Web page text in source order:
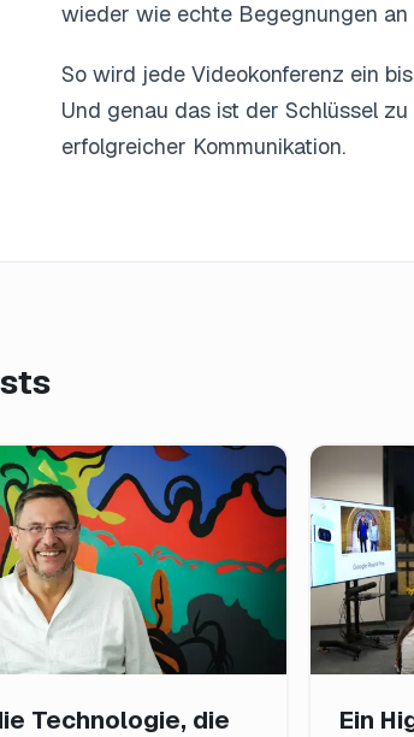
wieder wie echte Begegnungen
So wird jede Videokonferenz ein
Und genau das ist der Schlüssel
erfolgreicher Kommunikation.
Technologie, die
Ein